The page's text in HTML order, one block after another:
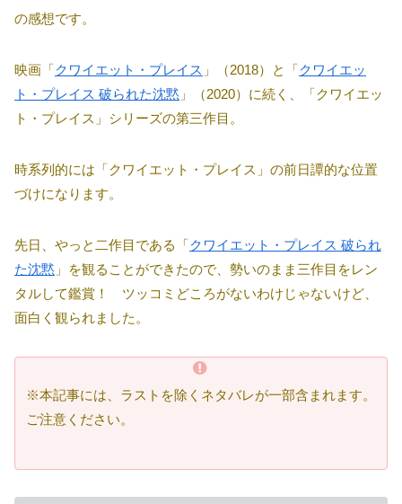
の感想です。
映画「クワイエット・プレイス 」（2018）と「クワイエッ
ト・プレイス 破られた沈黙 」（2020）に続く、「クワイエッ
ト・プレイス」シリーズの第三作目。
時系列的には「クワイエット・プレイス」の前日譚的な位置
づけになります。
先日、やっと二作目である「クワイエット・プレイス 破られ
た沈黙 」を観ることができたので、勢いのまま三作目をレン
タルして鑑賞！ ツッコミどころがないわけじゃないけど、
面白く観られました。
※本記事には、ラストを除くネタバレが一部含まれます。
ご注意ください。